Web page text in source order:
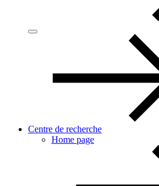
Centre de recherche
Home page